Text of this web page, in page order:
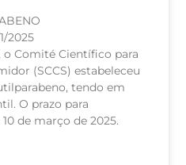
2025
o Comité Científico para
(SCCS) estabeleceu
tendo em
O prazo para
de março de 2025.